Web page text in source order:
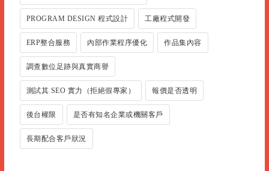
PROGRAM DESIGN 程式設計 工廠程式開發
ERP整合服務 內部作業程序優化 作品集內容
調查數位足跡與真實商譽
測試其 SEO 實力（拒絕假專家） 報價是否透明
後台權限 是否有知名企業或機關客戶
長期配合客戶狀況